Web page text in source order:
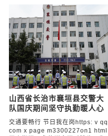
本是同根生 携手便无敌——
浅谈中日两国的根源与未来
一带一路是中国在国际关系中的一
项伟大创举。一带一路是习近平总
书记于2013年分别在哈萨克斯坦
和印度尼西亚提出的有关当今世界
共同发展的一
/ 国内 /